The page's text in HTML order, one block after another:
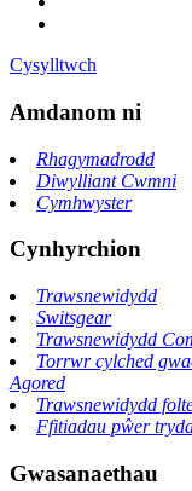
Cysylltwch
Amdanom ni
Rhagymadrodd
Diwylliant Cwmni
Cymhwyster
Cynhyrchion
Trawsnewidydd
Switsgear
Trawsnewidydd
Torrwr cylched
Agored
Trawsnewidydd
Ffitiadau pŵer
Gwasanaethau